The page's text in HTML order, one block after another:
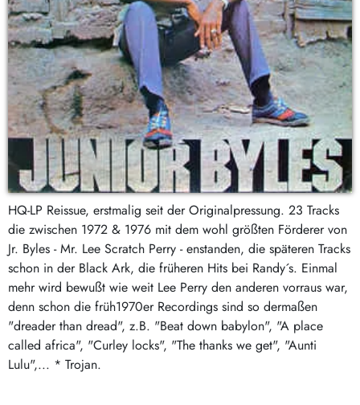
HQ-LP Reissue, erstmalig seit der Originalpressung. 23 Tracks
die zwischen 1972 & 1976 mit dem wohl größten Förderer von
Jr. Byles - Mr. Lee Scratch Perry - enstanden, die späteren Tracks
schon in der Black Ark, die früheren Hits bei Randy´s. Einmal
mehr wird bewußt wie weit Lee Perry den anderen vorraus war,
denn schon die früh1970er Recordings sind so dermaßen
"dreader than dread", z.B. "Beat down babylon", "A place
called africa", "Curley locks", "The thanks we get", "Aunti
Lulu",... * Trojan.